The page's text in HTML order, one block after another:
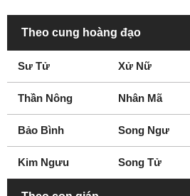
Theo cung hoàng đạo
Sư Tử Xử Nữ
Thần Nông Nhân Mã
Bảo Bình Song Ngư
Kim Ngưu Song Tử